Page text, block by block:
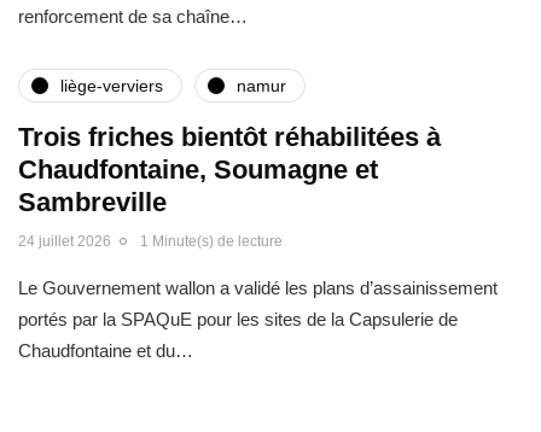
renforcement de sa chaîne…
liège-verviers namur
Trois friches bientôt réhabilitées à
Chaudfontaine, Soumagne et
Sambreville
24 juillet 2026 1 Minute(s) de lecture
Le Gouvernement wallon a validé les plans d’assainissement
portés par la SPAQuE pour les sites de la Capsulerie de
Chaudfontaine et du…